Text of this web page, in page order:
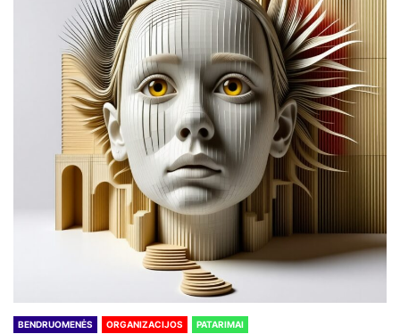
BENDRUOMENĖS ORGANIZACIJOS PATARIMAI